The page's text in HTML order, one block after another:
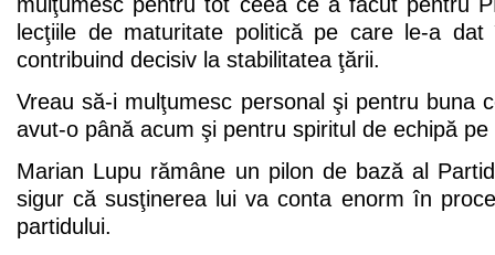
lecţiile de maturitate politică pe care le-a dat
contribuind decisiv la stabilitatea ţării.
Vreau să-i mulţumesc personal şi pentru buna
avut-o până acum şi pentru spiritul de echipă
Marian Lupu rămâne un pilon de bază al
sigur că susţinerea lui va conta enorm în
partidului.